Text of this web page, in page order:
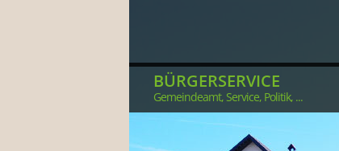
BÜRGERSERVICE
Gemeindeamt, Service, Politik, ...